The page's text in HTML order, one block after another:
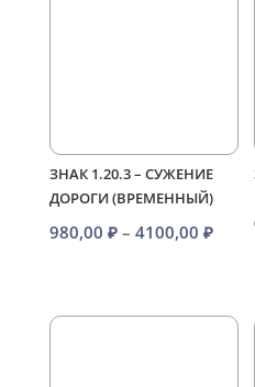
ЗНАК 1.20.3 – СУЖЕНИЕ
ДОРОГИ (ВРЕМЕННЫЙ)
980,00 ₽ – 4100,00 ₽
–